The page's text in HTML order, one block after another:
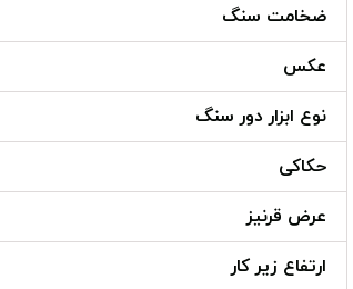
ضخامت سنگ
عکس
نوع ابزار دور سنگ
حکاکی
عرض قرنیز
ارتفاع زیر کار